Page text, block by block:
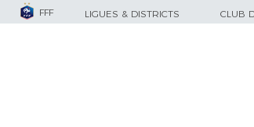
FFF LIGUES & DISTRICTS CLUB